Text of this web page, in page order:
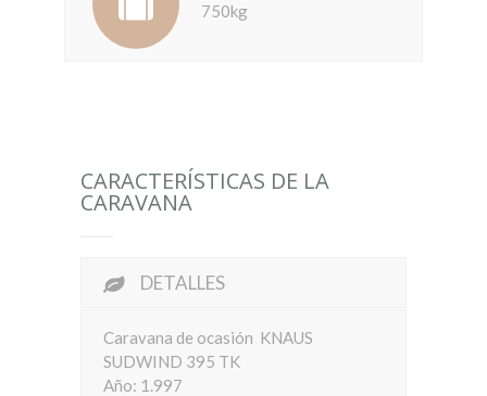
750kg
CARACTERÍSTICAS DE LA
CARAVANA
DETALLES
Caravana de ocasión KNAUS
SUDWIND 395 TK
Año: 1.997